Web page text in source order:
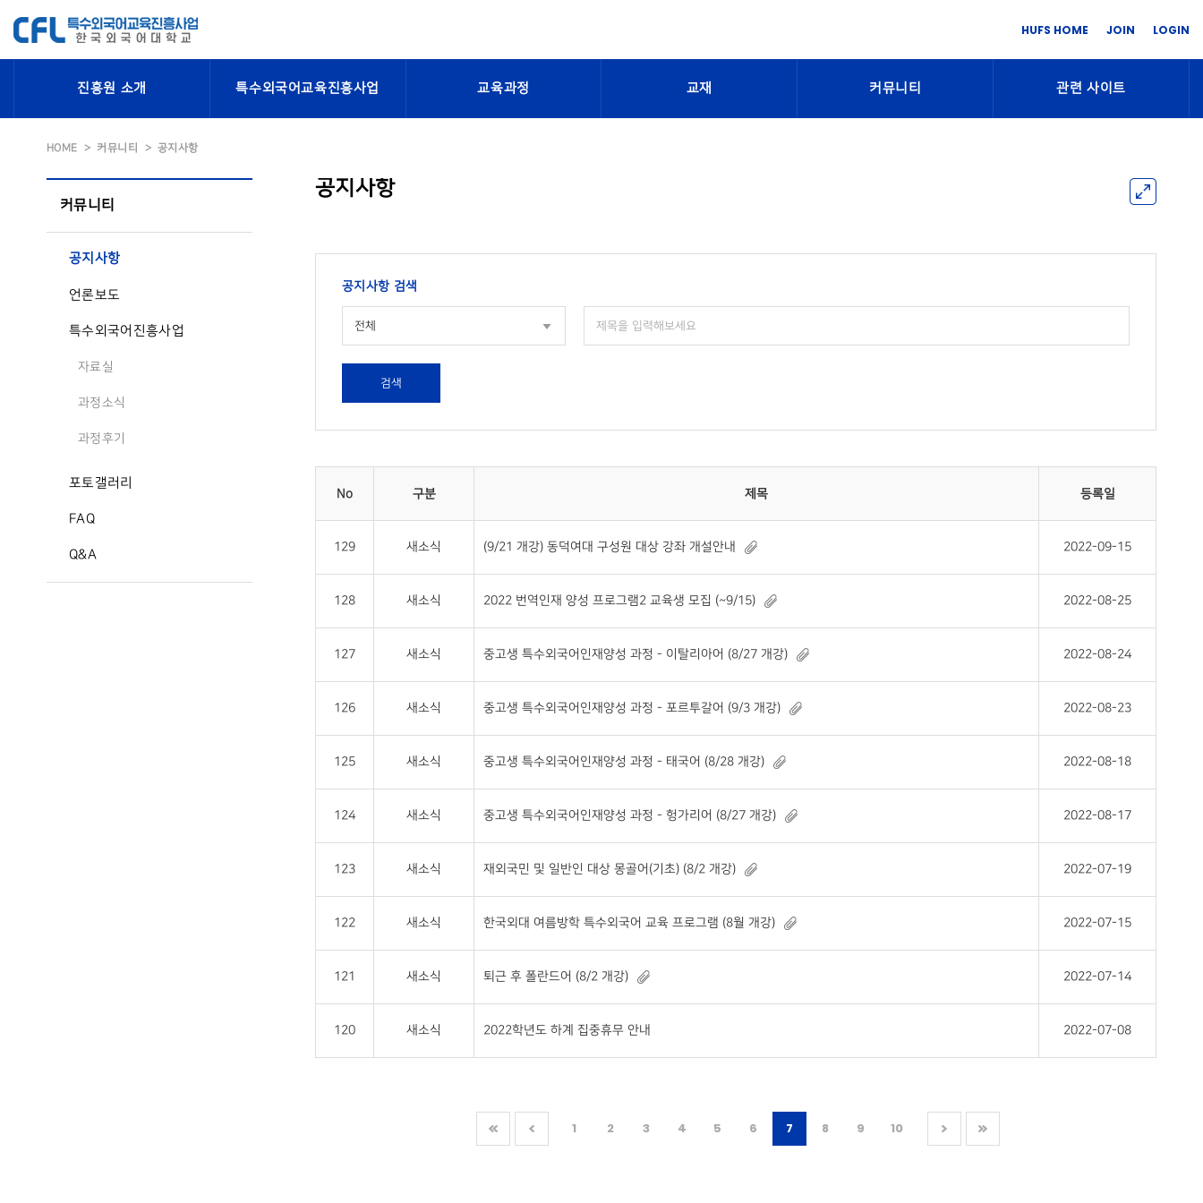
HUFS HOME JOIN LOGIN
진흥원 소개 특수외국어교육진흥사업 교육과정 교재 커뮤니티 관련 사이트
HOME 커뮤니티 공지사항
커뮤니티
공지사항
언론보도
특수외국어진흥사업
자료실
과정소식
과정후기
포토갤러리
FAQ
Q&A
공지사항
공지사항 검색
전체
검색
No 구분 제목 등록일
129 새소식 (9/21 개강) 동덕여대 구성원 대상 강좌 개설안내 2022-09-15
128 새소식 2022 번역인재 양성 프로그램2 교육생 모집 (~9/15) 2022-08-25
127 새소식 중고생 특수외국어인재양성 과정 - 이탈리아어 (8/27 개강) 2022-08-24
126 새소식 중고생 특수외국어인재양성 과정 - 포르투갈어 (9/3 개강) 2022-08-23
125 새소식 중고생 특수외국어인재양성 과정 - 태국어 (8/28 개강) 2022-08-18
124 새소식 중고생 특수외국어인재양성 과정 - 헝가리어 (8/27 개강) 2022-08-17
123 새소식 재외국민 및 일반인 대상 몽골어(기초) (8/2 개강) 2022-07-19
122 새소식 한국외대 여름방학 특수외국어 교육 프로그램 (8월 개강) 2022-07-15
121 새소식 퇴근 후 폴란드어 (8/2 개강) 2022-07-14
120 새소식 2022학년도 하계 집중휴무 안내 2022-07-08
1 2 3 4 5 6 7 8 9 10